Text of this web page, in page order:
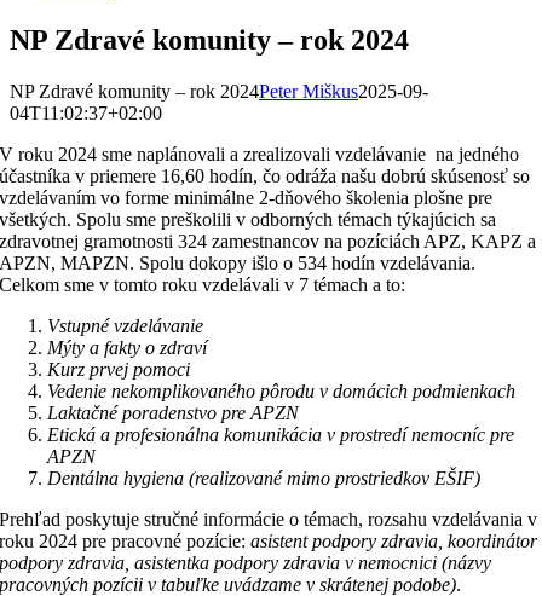
NP Zdravé komunity – rok 2024
NP Zdravé komunity – rok 2024Peter Miškus2025-09-
04T11:02:37+02:00
V roku 2024 sme naplánovali a zrealizovali vzdelávanie na jedného
účastníka v priemere 16,60 hodín, čo odráža našu dobrú skúsenosť so
vzdelávaním vo forme minimálne 2-dňového školenia plošne pre
všetkých. Spolu sme preškolili v odborných témach týkajúcich sa
zdravotnej gramotnosti 324 zamestnancov na pozíciách APZ, KAPZ a
APZN, MAPZN. Spolu dokopy išlo o 534 hodín vzdelávania.
Celkom sme v tomto roku vzdelávali v 7 témach a to:
Vstupné vzdelávanie
Mýty a fakty o zdraví
Kurz prvej pomoci
Vedenie nekomplikovaného pôrodu v domácich podmienkach
Laktačné poradenstvo pre APZN
Etická a profesionálna komunikácia v prostredí nemocníc pre
APZN
Dentálna hygiena (realizované mimo prostriedkov EŠIF)
Prehľad poskytuje stručné informácie o témach, rozsahu vzdelávania v
roku 2024 pre pracovné pozície:asistent podpory zdravia, koordinátor
podpory zdravia, asistentka podpory zdravia v nemocnici (názvy
pracovných pozícii v tabuľke uvádzame v skrátenej podobe).